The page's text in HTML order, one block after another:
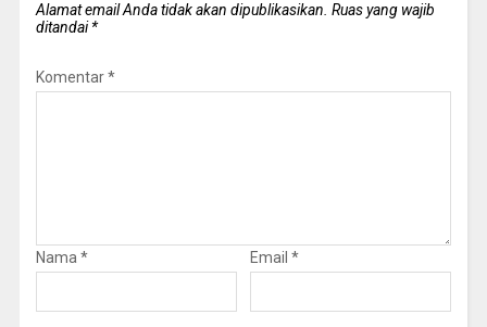
Alamat email Anda tidak akan dipublikasikan. Ruas yang wajib
ditandai*
Komentar*
Nama * Email *